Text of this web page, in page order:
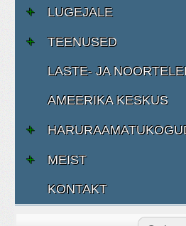
LUGEJALE
TEENUSED
LASTE- JA
AMEERIKA KESKUS
MEIST
KONTAKT